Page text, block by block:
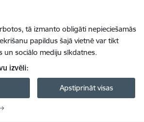
tā izmanto obligāti nepieciešamās
papildus šajā vietnē var tikt
un sociālo mediju sīkdatnes.
izvēli:
Apstiprināt visas